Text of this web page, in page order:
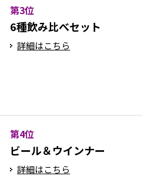
第3位
6種飲み比べセット
詳細はこちら
第4位
ビール＆ウインナー
詳細はこちら